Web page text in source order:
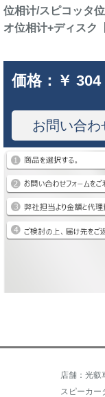
位相计/スピコッタ
オ位相计+ディスク
価格： ￥
お問い合わ
店舗：光叡
スピーカー